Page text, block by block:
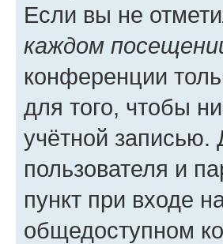
Если вы не
каждом
конференции
для того, чтобы
учётной записью.
пользователя и
пункт при входе
общедоступном